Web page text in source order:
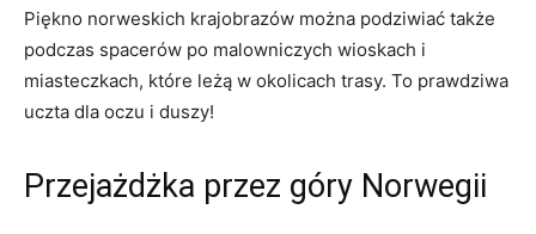
Piękno ⁤norweskich krajobrazów można podziwiać także
podczas spacerów po malowniczych wioskach ⁣i
miasteczkach, które leżą w okolicach trasy. ‌To prawdziwa
uczta dla oczu i duszy!
Przejażdżka przez ⁣góry Norwegii